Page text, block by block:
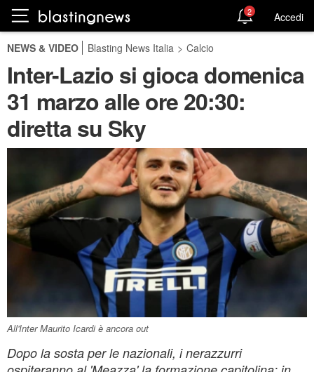
2 Accedi
NEWS & VIDEO Blasting News Italia > Calcio
Inter-Lazio si gioca domenica
31 marzo alle ore 20:30:
diretta su Sky
All'Inter Maurito Icardi è ancora out
Dopo la sosta per le nazionali, i nerazzurri